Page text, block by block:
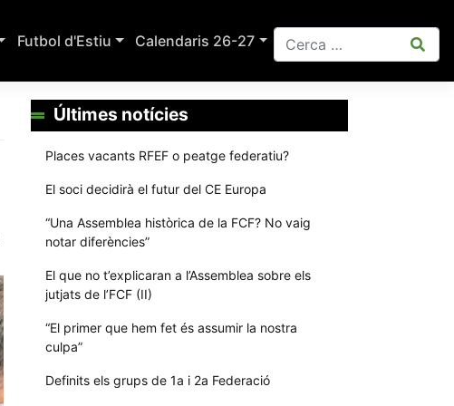
Futbol d'Estiu Calendaris 26-27
Últimes notícies
Places vacants RFEF o peatge federatiu?
El soci decidirà el futur del CE Europa
“Una Assemblea històrica de la FCF? No vaig
notar diferències”
El que no t’explicaran a l’Assemblea sobre els
jutjats de l’FCF (II)
“El primer que hem fet és assumir la nostra
culpa”
Definits els grups de 1a i 2a Federació